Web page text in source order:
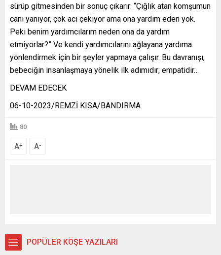
sürüp gitmesinden bir sonuç çıkarır: “Çığlık atan komşumun
canı yanıyor, çok acı çekiyor ama ona yardım eden yok.
Peki benim yardımcılarım neden ona da yardım
etmiyorlar?” Ve kendi yardımcılarını ağlayana yardıma
yönlendirmek için bir şeyler yapmaya çalışır. Bu davranışı,
bebeciğin insanlaşmaya yönelik ilk adımıdır; empatidir…
DEVAM EDECEK
06-10-2023/REMZİ KISA/BANDIRMA
80
A+ A-
POPÜLER KÖŞE YAZILARI